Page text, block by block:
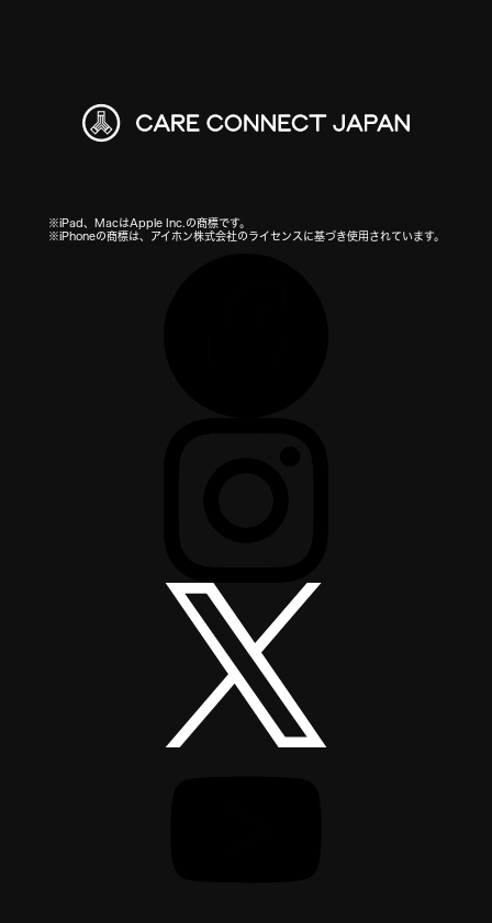
※iPad、MacはApple Inc.の商標です。
※iPhoneの商標は、アイホン株式会社のライセンスに基づき使用されています。